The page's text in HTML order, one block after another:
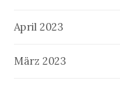
April 2023
März 2023